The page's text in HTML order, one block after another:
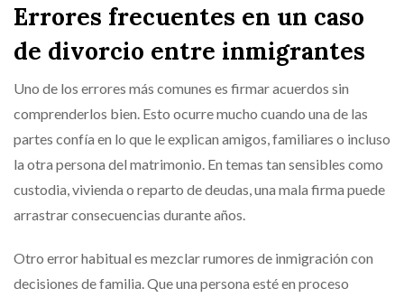
Errores frecuentes en un caso
de divorcio entre inmigrantes
Uno de los errores más comunes es firmar acuerdos sin
comprenderlos bien. Esto ocurre mucho cuando una de las
partes confía en lo que le explican amigos, familiares o incluso
la otra persona del matrimonio. En temas tan sensibles como
custodia, vivienda o reparto de deudas, una mala firma puede
arrastrar consecuencias durante años.
Otro error habitual es mezclar rumores de inmigración con
decisiones de familia. Que una persona esté en proceso